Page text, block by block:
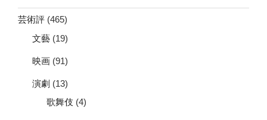
芸術評 (465)
文藝 (19)
映画 (91)
演劇 (13)
歌舞伎 (4)